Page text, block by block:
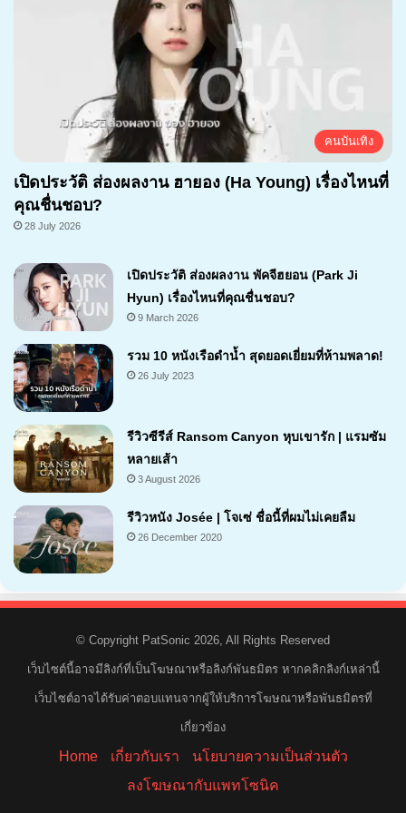
คนบันเทิง
เปิดประวัติ ส่องผลงาน ฮายอง (Ha Young) เรื่องไหนที่
คุณชื่นชอบ?
28 July 2026
เปิดประวัติ ส่องผลงาน พัคจีฮยอน (Park Ji
Hyun) เรื่องไหนที่คุณชื่นชอบ?
9 March 2026
รวม 10 หนังเรือดำน้ำ สุดยอดเยี่ยมที่ห้ามพลาด!
26 July 2023
7.1
รีวิวซีรีส์ Ransom Canyon หุบเขารัก | แรมซัม
หลายเส้า
3 August 2026
7.2
รีวิวหนัง Josée | โจเซ่ ชื่อนี้ที่ผมไม่เคยลืม
26 December 2020
© Copyright PatSonic 2026, All Rights Reserved
เว็บไซต์นี้อาจมีลิงก์ที่เป็นโฆษณาหรือลิงก์พันธมิตร หากคลิกลิงก์เหล่านี้
เว็บไซต์อาจได้รับค่าตอบแทนจากผู้ให้บริการโฆษณาหรือพันธมิตรที่
เกี่ยวข้อง
Home เกี่ยวกับเรา
นโยบายความเป็นส่วนตัว
ลงโฆษณากับแพทโซนิค